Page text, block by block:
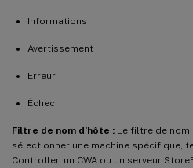
Informations
Avertissement
Erreur
Échec
Filtre de nom d’hôte : Le filtre de nom
sélectionner une machine spécifique,
Controller, un CWA ou un serveur